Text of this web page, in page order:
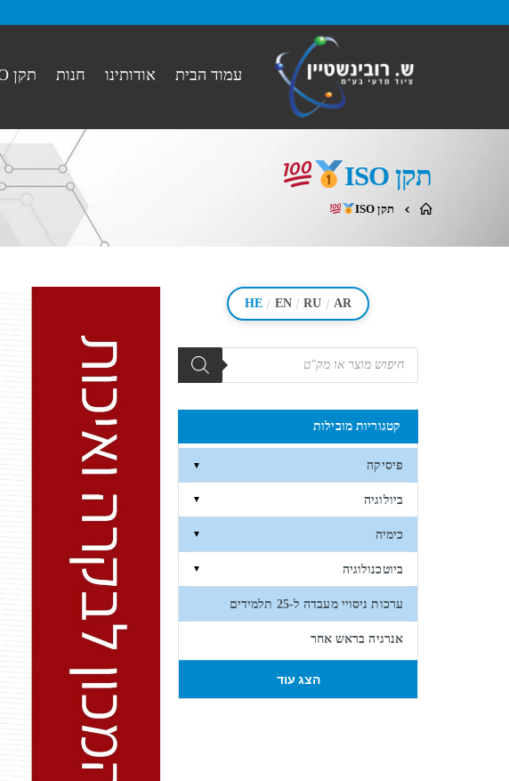
עמוד הבית אודותינו חנות תקן ISO
תקן ISO
תקן ISO
HE / EN / RU / AR
מוצרים
search
קטגוריות מובילות
פיסיקה ▼
ביולוגיה ▼
כימיה ▼
ביוטכנולוגיה ▼
ערכות ניסויי מעבדה ל-25 תלמידים
אנרגיה בראש אחר
הצג עוד